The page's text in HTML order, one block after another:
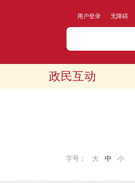
用户登录 无障碍
政民互动
字号： 大 中 小